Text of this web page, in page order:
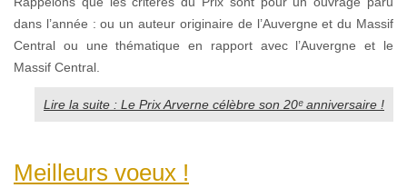
dans l’année : ou un auteur originaire de l’Auvergne et du Massif
Central ou une thématique en rapport avec l’Auvergne et le
Massif Central.
Lire la suite : Le Prix Arverne célèbre son 20ᵉ anniversaire !
Meilleurs voeux !